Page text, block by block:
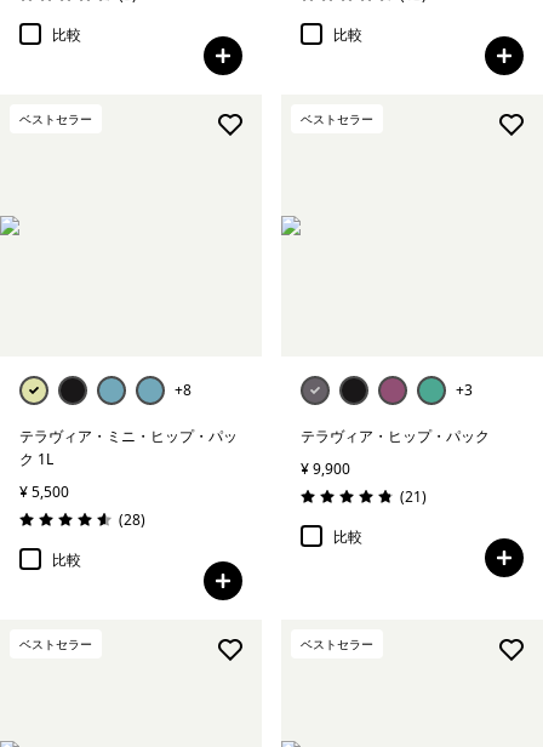
比較
比較
ベストセラー
+8
テラヴィア・ミニ・ヒップ・パッ
ク 1L
¥ 5,500
評価: 4.6 / 5
(28レビュー
)
比較
ベストセラー
+3
テラヴィア・ヒップ・パック
¥ 9,900
評価: 4.9 / 5
(21レビュー
)
比較
ベストセラー ベストセラー